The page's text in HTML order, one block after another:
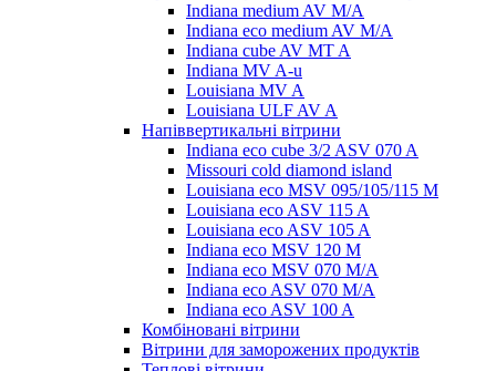
Indiana medium AV M/A
Indiana eco medium AV M/A
Indiana cube AV MT A
Indiana MV A-u
Louisiana MV A
Louisiana ULF AV A
Напіввертикальні вітрини
Indiana eco cube 3/2 ASV 070 A
Missouri cold diamond island
Louisiana eco MSV 095/105/115 M
Louisiana eco ASV 115 A
Louisiana eco ASV 105 A
Indiana eco MSV 120 M
Indiana eco MSV 070 M/A
Indiana eco ASV 070 M/A
Indiana eco ASV 100 A
Комбіновані вітрини
Вітрини для заморожених продуктів